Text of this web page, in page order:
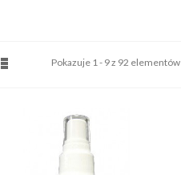
Pokazuje 1 - 9 z 92 elementów